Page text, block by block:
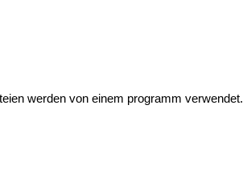
werden von einem programm verwendet.